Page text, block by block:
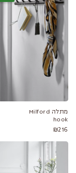
מתלה Milford
hook
₪216